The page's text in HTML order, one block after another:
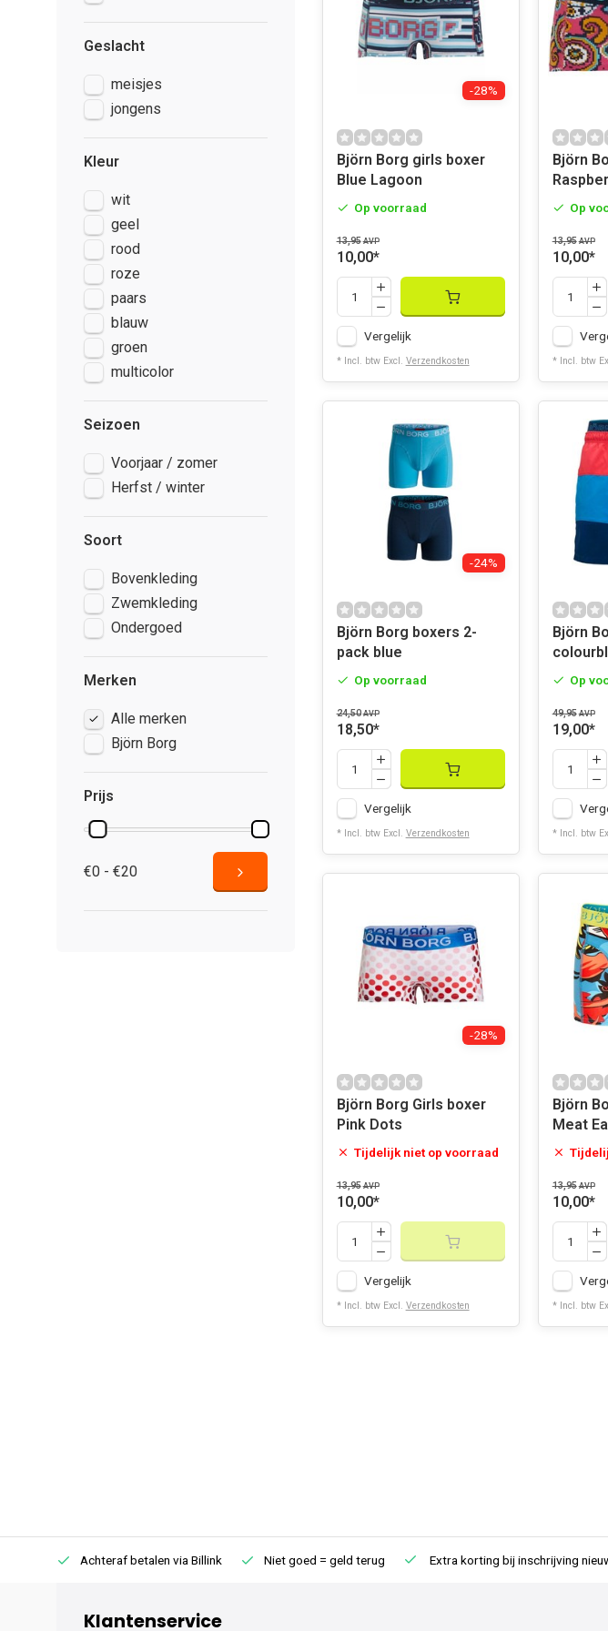
Geslacht
meisjes
jongens
Kleur
wit
geel
rood
roze
paars
blauw
groen
multicolor
Seizoen
Voorjaar / zomer
Herfst / winter
Soort
Bovenkleding
Zwemkleding
Ondergoed
Merken
Alle merken
Björn Borg
Prijs
€0 - €20
-28%
Björn Borg girls boxer
Blue Lagoon
Op voorraad
13,95 AVP
10,00*
Vergelijk
* Incl. btw Excl. Verzendkosten
Björn
Op
13,95 AVP
10,00*
* Incl. btw
-24%
Björn Borg boxers 2-
pack blue
Op voorraad
24,50 AVP
18,50*
Vergelijk
* Incl. btw Excl. Verzendkosten
Björn
Op
49,95 AVP
19,00*
* Incl. btw
-28%
Björn Borg Girls boxer
Pink Dots
Tijdelijk niet op voorraad
13,95 AVP
10,00*
Vergelijk
* Incl. btw Excl. Verzendkosten
Björn
Meat
13,95 AVP
10,00*
* Incl. btw
Achteraf betalen via Billink Niet goed = geld terug Extra korting bij inschrijving
Klantenservice